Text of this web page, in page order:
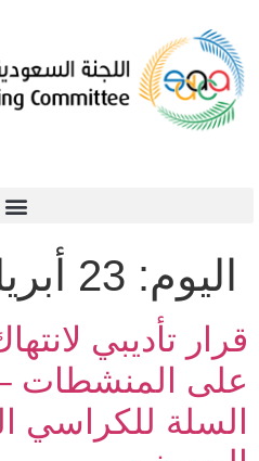
اليوم: 23 أبريل، 2018
قرار تأديبي
على المنشطات
السلة للكراسي